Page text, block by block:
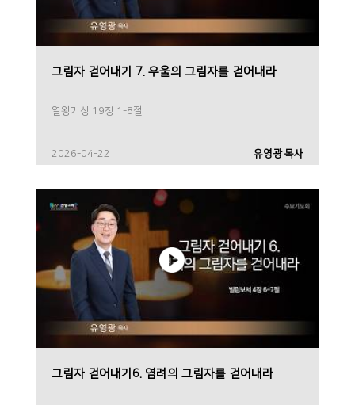
그림자 걷어내기 7. 우울의 그림자를 걷어내라
열왕기상 19장 1-8절
2026-04-22 유영광 목사
그림자 걷어내기6. 염려의 그림자를 걷어내라